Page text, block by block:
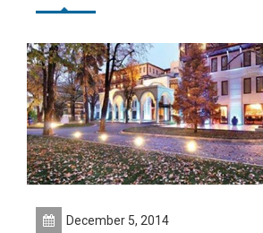
December 5, 2014